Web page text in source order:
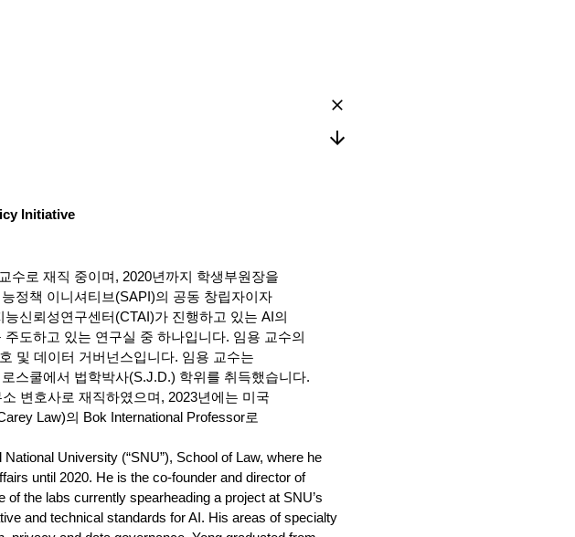
Initiative
수로 재직 중이며, 2020년까지 학생부원장을
정책 이니셔티브(SAPI)의 공동 창립자이자
신뢰성연구센터(CTAI)가 진행하고 있는 AI의
도하고 있는 연구실 중 하나입니다. 임용 교수의
및 데이터 거버넌스입니다. 임용 교수는
스쿨에서 법학박사(S.J.D.) 학위를 취득했습니다.
변호사로 재직하였으며, 2023년에는 미국
Law)의 Bok International Professor로
University (“SNU”), School of Law, where he
until 2020. He is the co-founder and director of
of the labs currently spearheading a project at SNU’s
and technical standards for AI. His areas of specialty